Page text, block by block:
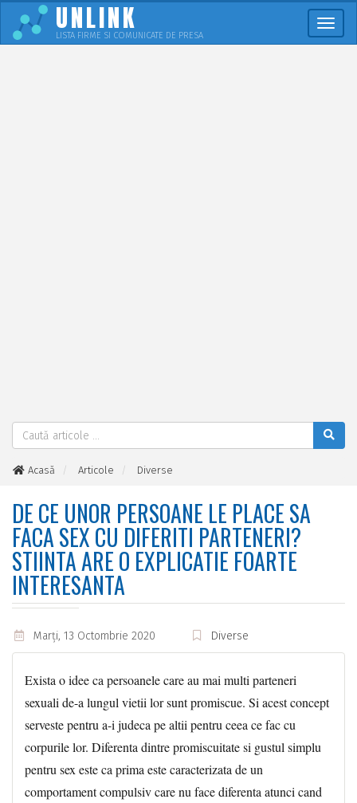
UNLINK
LISTA FIRME SI COMUNICATE DE PRESA
Acasă Articole
Diverse
DE CE UNOR PERSOANE LE PLACE SA
FACA SEX CU DIFERITI PARTENERI?
STIINTA ARE O EXPLICATIE FOARTE
INTERESANTA
Marţi, 13 Octombrie 2020 Diverse
Exista o idee ca persoanele care au mai multi parteneri
sexuali de-a lungul vietii lor sunt promiscue. Si acest concept
serveste pentru a-i judeca pe altii pentru ceea ce fac cu
corpurile lor. Diferenta dintre promiscuitate si gustul simplu
pentru sex este ca prima este caracterizata de un
comportament compulsiv care nu face diferenta atunci cand